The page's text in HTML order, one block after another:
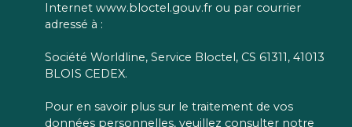
Internet www.bloctel.gouv.fr ou par courrier
adressé à :
Société Worldline, Service Bloctel, CS 61311, 41013
BLOIS CEDEX.
Pour en savoir plus sur le traitement de vos
données personnelles, veuillez consulter notre